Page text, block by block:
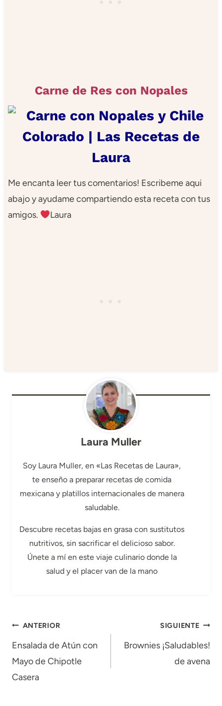
Carne de Res con Nopales
Me encanta leer tus comentarios! Escribeme aqui
abajo y ayudame compartiendo esta receta con tus
amigos.
Laura
Laura Muller
Soy Laura Muller, en «Las Recetas de Laura»,
te enseño a preparar recetas de comida
mexicana y platillos internacionales de manera
saludable.
Descubre recetas bajas en grasa con sustitutos
nutritivos, sin sacrificar el delicioso sabor.
Únete a mí en este viaje culinario donde la
salud y el placer van de la mano
Navegación
de
entradas
ANTERIOR
Ensalada de Atún con
Mayo de Chipotle
Casera
SIGUIENTE
Brownies ¡Saludables!
de avena